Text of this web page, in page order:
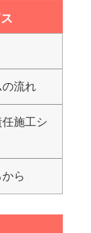
流れ
任施工シ
ら